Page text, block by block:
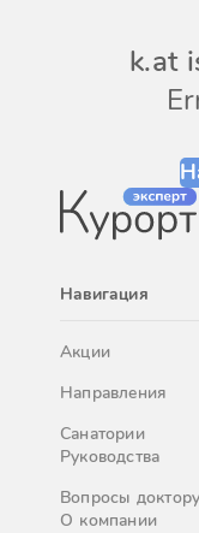
k.at
Навигация
Акции
Направления
Санатории
Руководства
Вопросы доктору
О компании